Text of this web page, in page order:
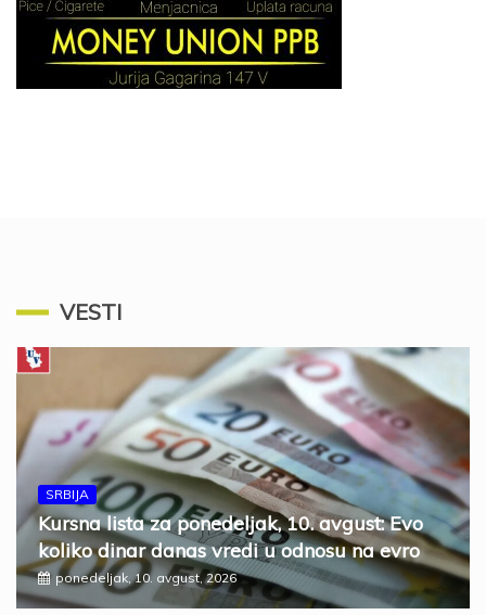
VESTI
SRBIJA
Kursna lista za ponedeljak, 10. avgust: Evo
koliko dinar danas vredi u odnosu na evro
ponedeljak, 10. avgust, 2026